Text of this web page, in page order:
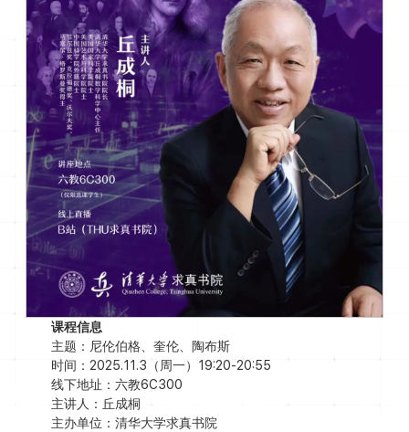
课程信息
主题：尼伦伯格、奎伦、陶布斯
时间：2025.11.3（周一）19:20-20:55
线下地址：六教6C300
主讲人：丘成桐
主办单位：清华大学求真书院